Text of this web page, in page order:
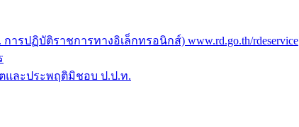
รปฏิบัติราชการทางอิเล็กทรอนิกส์) www.rd.go.th/rdeservice
ตและประพฤติมิชอบ ป.ป.ท.